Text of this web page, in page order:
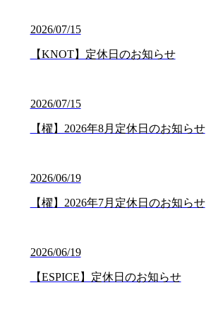
2026/07/15
【KNOT】定休日のお知らせ
2026/07/15
【櫂】2026年8月定休日のお知らせ
2026/06/19
【櫂】2026年7月定休日のお知らせ
2026/06/19
【ESPICE】定休日のお知らせ